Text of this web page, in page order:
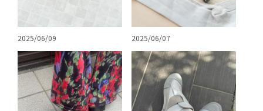
2025/06/09 2025/06/07